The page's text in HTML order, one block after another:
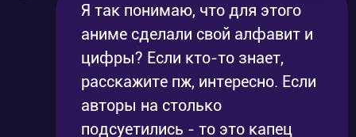
Я так понимаю, что для этого
аниме сделали свой алфавит и
цифры? Если кто-то знает,
расскажите пж, интересно. Если
авторы на столько
подсуетились - то это капец